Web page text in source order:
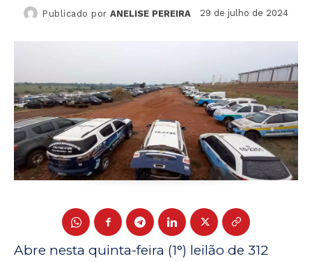
Publicado por ANELISE PEREIRA 29 de julho de 2024
Abre nesta quinta-feira (1°) leilão de 312